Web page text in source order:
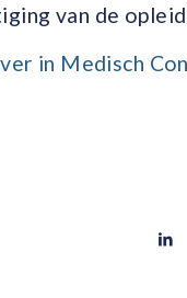
van de
in Medisch